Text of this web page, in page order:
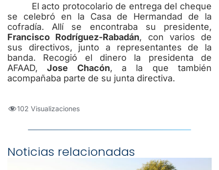
El acto protocolario de entrega del cheque
se celebró en la Casa de Hermandad de la
cofradía. Allí se encontraba su presidente,
Francisco Rodríguez-Rabadán, con varios de
sus directivos, junto a representantes de la
banda. Recogió el dinero la presidenta de
AFAAD,Jose Chacón, a la que también
acompañaba parte de su junta directiva.
102 Visualizaciones
Noticias relacionadas